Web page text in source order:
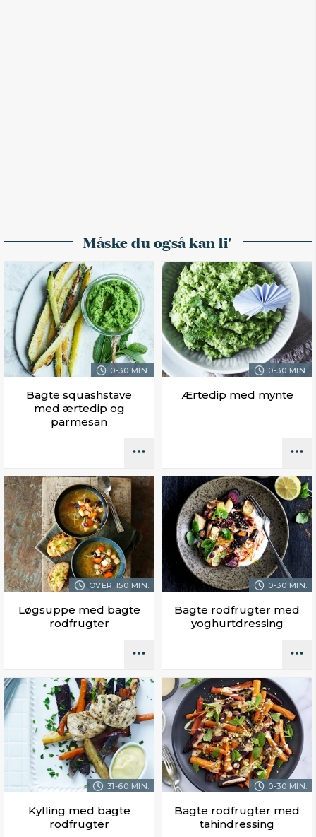
Måske du også kan li'
0-30 MIN.
Bagte squashstave
med ærtedip og
parmesan
0-30 MIN.
Ærtedip med mynte
OVER 150 MIN.
Løgsuppe med bagte
rodfrugter
0-30 MIN.
Bagte rodfrugter med
yoghurtdressing
31-60 MIN.
Kylling med bagte
rodfrugter
0-30 MIN.
Bagte rodfrugter med
tahindressing